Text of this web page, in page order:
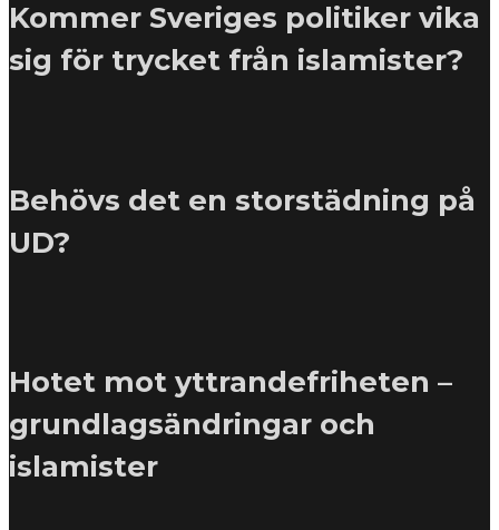
Kommer Sveriges politiker vika
sig för trycket från islamister?
Behövs det en storstädning på
UD?
Hotet mot yttrandefriheten –
grundlagsändringar och
islamister